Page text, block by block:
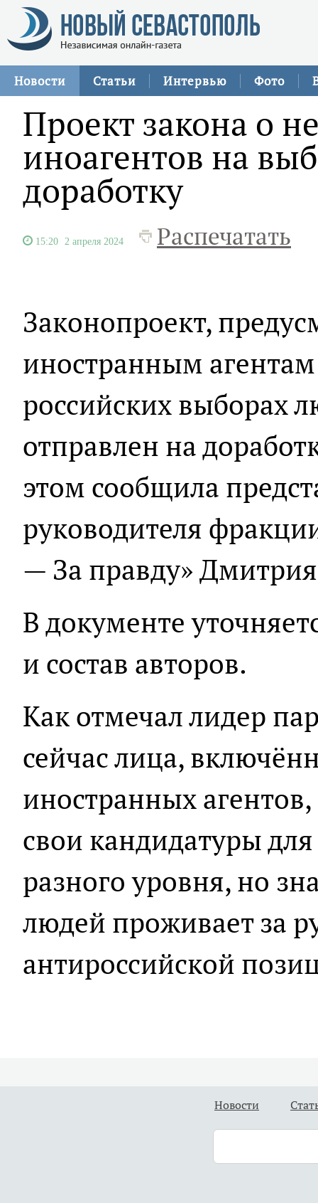
Новости Статьи Интервью Фото
Проект закона о
иноагентов на
доработку
15:20 2 апреля 2024 Распечатать
Законопроект,
иностранным агентам
российских выборах
отправлен на
этом сообщила
руководителя
— За правду» Дмитрия
В документе
и состав авторов.
Как отмечал лидер
сейчас лица,
иностранных
свои кандидатуры
разного уровня, но
людей проживает за
антироссийской
Новости